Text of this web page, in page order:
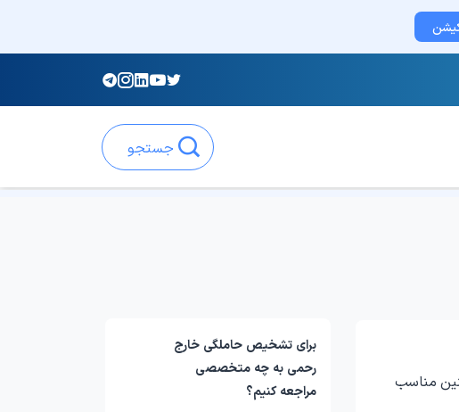
جستجو
مناسب
برای تشخیص حاملگی خارج
رحمی به چه متخصصی
مراجعه کنیم؟